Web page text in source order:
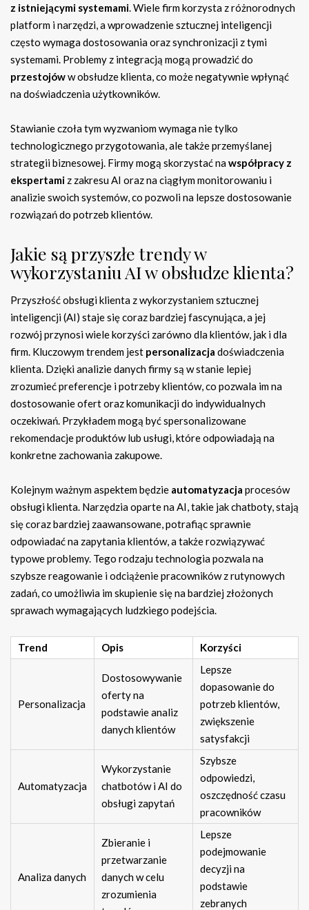
z istniejącymi systemami. Wiele firm korzysta z różnorodnych
platform i narzędzi, a wprowadzenie sztucznej inteligencji
często wymaga dostosowania oraz synchronizacji z tymi
systemami. Problemy z integracją mogą prowadzić do
przestojóww obsłudze klienta, co może negatywnie wpłynąć
na doświadczenia użytkowników.
Stawianie czoła tym wyzwaniom wymaga nie tylko
technologicznego przygotowania, ale także przemyślanej
strategii biznesowej. Firmy mogą skorzystać nawspółpracy z
ekspertami z zakresu AI oraz na ciągłym monitorowaniu i
analizie swoich systemów, co pozwoli na lepsze dostosowanie
rozwiązań do potrzeb klientów.
Jakie są przyszłe trendy w
wykorzystaniu AI w obsłudze klienta?
Przyszłość obsługi klienta z wykorzystaniem sztucznej
inteligencji (AI) staje się coraz bardziej fascynująca, a jej
rozwój przynosi wiele korzyści zarówno dla klientów, jak i dla
firm. Kluczowym trendem jest personalizacja doświadczenia
klienta. Dzięki analizie danych firmy są w stanie lepiej
zrozumieć preferencje i potrzeby klientów, co pozwala im na
dostosowanie ofert oraz komunikacji do indywidualnych
oczekiwań. Przykładem mogą być spersonalizowane
rekomendacje produktów lub usługi, które odpowiadają na
konkretne zachowania zakupowe.
Kolejnym ważnym aspektem będzie automatyzacja procesów
obsługi klienta. Narzędzia oparte na AI, takie jak chatboty, stają
się coraz bardziej zaawansowane, potrafiąc sprawnie
odpowiadać na zapytania klientów, a także rozwiązywać
typowe problemy. Tego rodzaju technologia pozwala na
szybsze reagowanie i odciążenie pracowników z rutynowych
zadań, co umożliwia im skupienie się na bardziej złożonych
sprawach wymagających ludzkiego podejścia.
Trend Opis Korzyści
Personalizacja
Dostosowywanie
oferty na
podstawie analiz
danych klientów
Lepsze
dopasowanie do
potrzeb klientów,
zwiększenie
satysfakcji
Automatyzacja
Wykorzystanie
chatbotów i AI do
obsługi zapytań
Szybsze
odpowiedzi,
oszczędność czasu
pracowników
Analiza danych
Zbieranie i
przetwarzanie
danych w celu
zrozumienia
Lepsze
podejmowanie
decyzji na
podstawie
zebranych